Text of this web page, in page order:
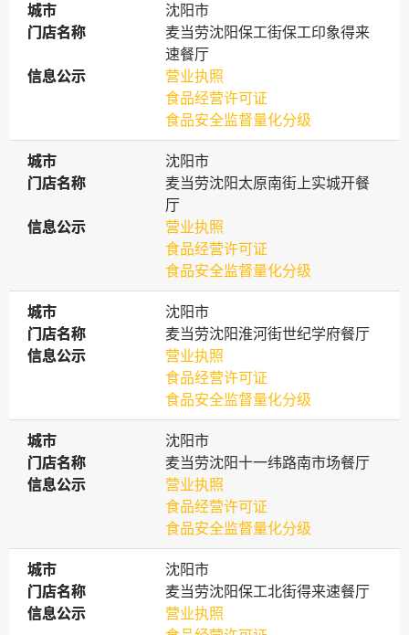
城市
城市
沈阳市
门店名称
门店名称
麦当劳沈阳保工街保工印象得来
速餐厅
信息公示
信息公示
营业执照
食品经营许可证
食品安全监督量化分级
城市
城市
沈阳市
门店名称
门店名称
麦当劳沈阳太原南街上实城开餐
厅
信息公示
信息公示
营业执照
食品经营许可证
食品安全监督量化分级
城市
城市
沈阳市
门店名称
门店名称
麦当劳沈阳淮河街世纪学府餐厅
信息公示
信息公示
营业执照
食品经营许可证
食品安全监督量化分级
城市
城市
沈阳市
门店名称
门店名称
麦当劳沈阳十一纬路南市场餐厅
信息公示
信息公示
营业执照
食品经营许可证
食品安全监督量化分级
城市
城市
沈阳市
门店名称
门店名称
麦当劳沈阳保工北街得来速餐厅
信息公示
信息公示
营业执照